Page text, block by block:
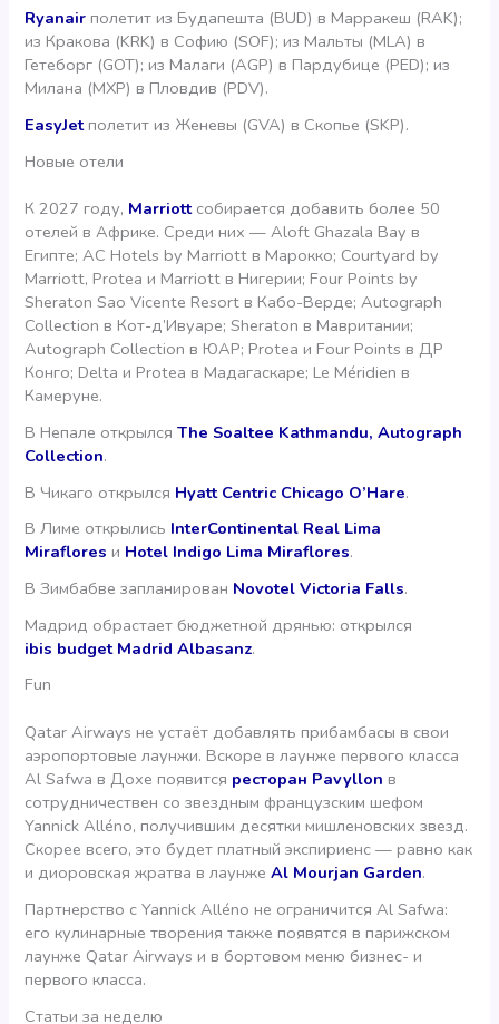
Ryanairполетит из Будапешта (BUD) в Марракеш (RAK);
из Кракова (KRK) в Софию (SOF); из Мальты (MLA) в
Гетеборг (GOT); из Малаги (AGP) в Пардубице (PED); из
Милана (MXP) в Пловдив (PDV).
EasyJetполетит из Женевы (GVA) в Скопье (SKP).
Новые отели
К 2027 году, Marriott собирается добавить более 50
отелей в Африке. Среди них — Aloft Ghazala Bay в
Египте; AC Hotels by Marriott в Марокко; Courtyard by
Marriott, Protea и Marriott в Нигерии; Four Points by
Sheraton Sao Vicente Resort в Кабо-Верде; Autograph
Collection в Кот-д’Ивуаре; Sheraton в Мавритании;
Autograph Collection в ЮАР; Protea и Four Points в ДР
Конго; Delta и Protea в Мадагаскаре; Le Méridien в
Камеруне.
В Непале открылсяThe Soaltee Kathmandu, Autograph
Collection.
В Чикаго открылся Hyatt Centric Chicago O’Hare.
В Лиме открылись InterContinental Real Lima
Miraflores и Hotel Indigo Lima Miraflores.
В Зимбабве запланирован Novotel Victoria Falls.
Мадрид обрастает бюджетной дрянью: открылся
ibis budget Madrid Albasanz.
Fun
Qatar Airways не устаёт добавлять прибамбасы в свои
аэропортовые лаунжи. Вскоре в лаунже первого класса
Al Safwa в Дохе появится ресторан Pavyllon в
сотрудничествен со звездным французским шефом
Yannick Alléno, получившим десятки мишленовских звезд.
Скорее всего, это будет платный экспириенс — равно как
и диоровская жратва в лаунжеAl Mourjan Garden.
Партнерство с Yannick Alléno не ограничится Al Safwa:
его кулинарные творения также появятся в парижском
лаунже Qatar Airways и в бортовом меню бизнес- и
первого класса.
Статьи за неделю